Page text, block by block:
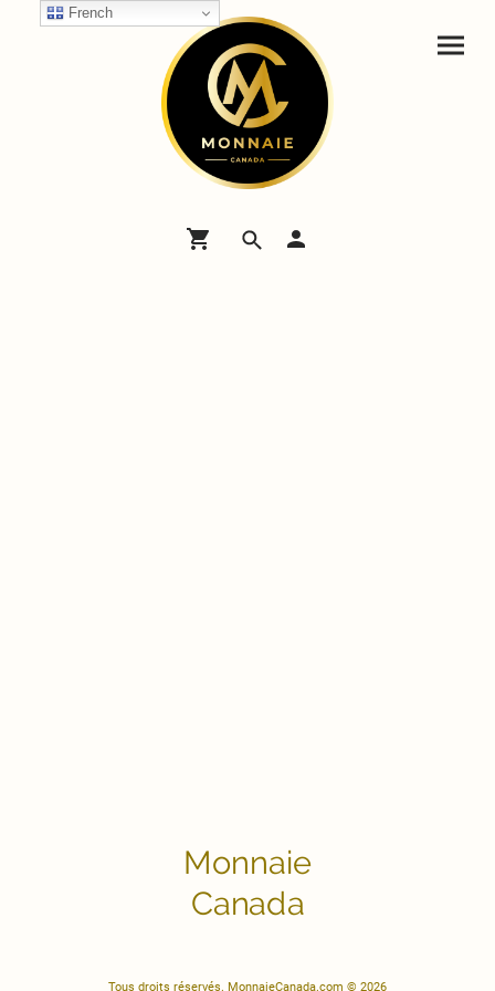
Monnaie
Canada
Tous droits réservés. MonnaieCanada.com © 2026
French